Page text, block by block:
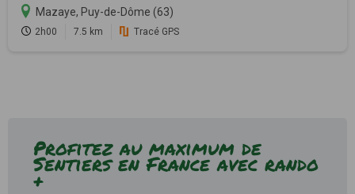
Mazaye, Puy-de-Dôme (63)
2h00 7.5 km Tracé GPS
Profitez au maximum de
Sentiers en France avec rando
+